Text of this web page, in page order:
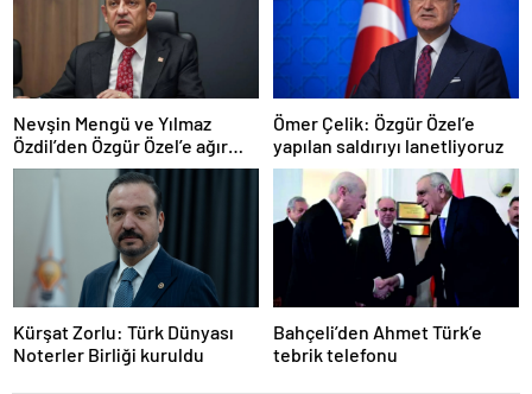
Nevşin Mengü ve Yılmaz
Özdil’den Özgür Özel’e ağır
eleştiriler
Ömer Çelik: Özgür Özel’e
yapılan saldırıyı lanetliyoruz
Kürşat Zorlu: Türk Dünyası
Noterler Birliği kuruldu
Bahçeli’den Ahmet Türk’e
tebrik telefonu